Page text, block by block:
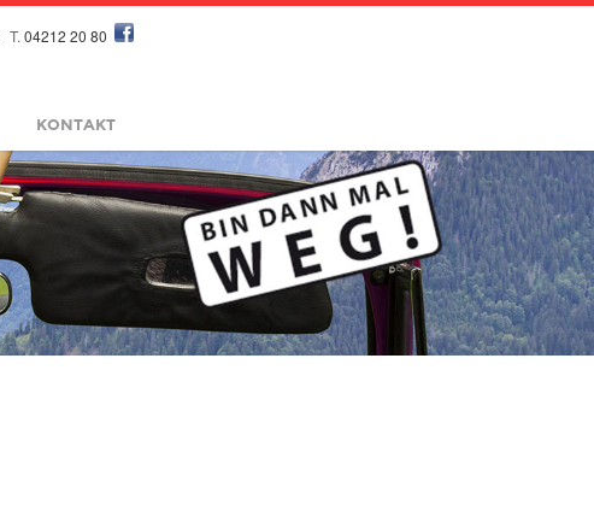
T.04212 20 80
KONTAKT